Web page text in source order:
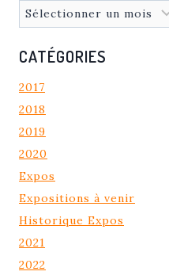
Archives
CATÉGORIES
2017
2018
2019
2020
Expos
Expositions à venir
Historique Expos
2021
2022